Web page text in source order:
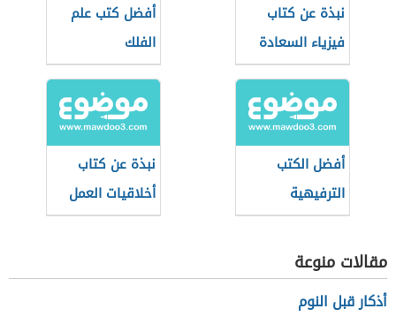
نبذة عن كتاب
فيزياء السعادة
أفضل كتب علم
الفلك
أفضل الكتب
الترفيهية
للأطفال
نبذة عن كتاب
أخلاقيات العمل
والمسؤولية
مقالات منوعة
أذكار قبل النوم